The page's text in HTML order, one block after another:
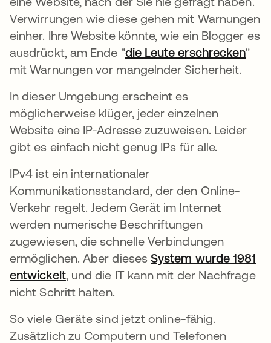
Verwirrungen wie diese gehen mit Warnungen
einher. Ihre Website könnte, wie ein Blogger es
ausdrückt, am Ende "die Leute erschrecken"
mit Warnungen vor mangelnder Sicherheit.
In dieser Umgebung erscheint es
möglicherweise klüger, jeder einzelnen
Website eine IP-Adresse zuzuweisen. Leider
gibt es einfach nicht genug IPs für alle.
IPv4 ist ein internationaler
Kommunikationsstandard, der den Online-
Verkehr regelt. Jedem Gerät im Internet
werden numerische Beschriftungen
zugewiesen, die schnelle Verbindungen
ermöglichen. Aber diesesSystem wurde 1981
entwickeltwird in einer neuen Registerkarte
, und die IT kann mit der Nachfrage
nicht Schritt halten.
So viele Geräte sind jetzt online-fähig.
Zusätzlich zu Computern und Telefonen